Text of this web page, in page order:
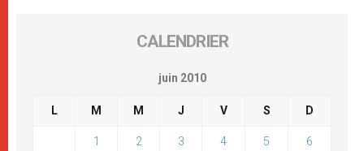
CALENDRIER
juin 2010
L M M J V S D
1 2 3 4 5 6